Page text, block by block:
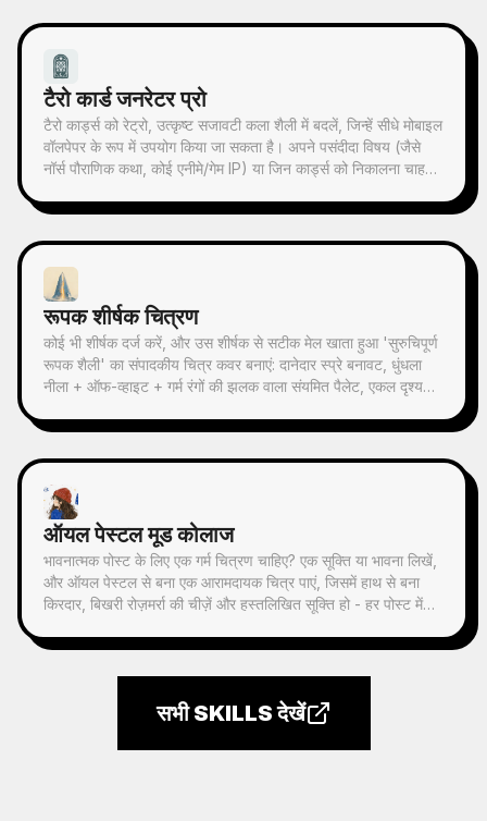
टैरो कार्ड जनरेटर प्रो
टैरो कार्ड्स को रेट्रो, उत्कृष्ट सजावटी कला शैली में बदलें, जिन्हें सीधे मोबाइल
वॉलपेपर के रूप में उपयोग किया जा सकता है। अपने पसंदीदा विषय (जैसे
नॉर्स पौराणिक कथा, कोई एनीमे/गेम IP) या जिन कार्ड्स को निकालना चाहते
करेगा। पूरे 78 कार्ड्स का सेट, एक समूह, या कुछ चुनिंदा कार्ड्स समर्थित हैं,
से कार्ड निकालने और व्याख्या प्राप्त कर सकते हैं (आपको शेड्यूल किए गए
कार्य को स्वयं कॉन्फ़िगर करना होगा)।
रूपक शीर्षक चित्रण
कोई भी शीर्षक दर्ज करें, और उस शीर्षक से सटीक मेल खाता हुआ 'सुरुचिपूर्ण
रूपक शैली' का संपादकीय चित्र कवर बनाएं: दानेदार स्प्रे बनावट, धुंधला
नीला + ऑफ-व्हाइट + गर्म रंगों की झलक वाला संयमित पैलेट, एकल दृश्य
Newsletter के कवर चित्र के लिए उपयुक्त।
ऑयल पेस्टल मूड कोलाज
भावनात्मक पोस्ट के लिए एक गर्म चित्रण चाहिए? एक सूक्ति या भावना लिखें,
और ऑयल पेस्टल से बना एक आरामदायक चित्र पाएं, जिसमें हाथ से बना
किरदार, बिखरी रोज़मर्रा की चीज़ें और हस्तलिखित सूक्ति हो - हर पोस्ट में
सभी SKILLS देखें